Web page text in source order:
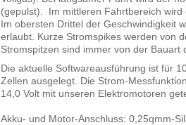
(gepulst). Im mittleren Fahrtbereich wird
Im obersten Drittel der Geschwindigkeit
erlaubt. Kurze Stromspikes werden von
Stromspitzen sind immer von der Bauart
Die aktuelle Softwareausführung ist für
Zellen ausgelegt. Die Strom-
14,0 Volt mit unseren Elektromotoren
Akku- und Motor-Anschluss: 0,25qmm-